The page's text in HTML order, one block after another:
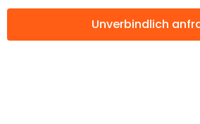
Unverbindlich